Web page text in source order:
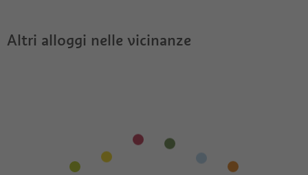
Altri alloggi nelle vicinanze